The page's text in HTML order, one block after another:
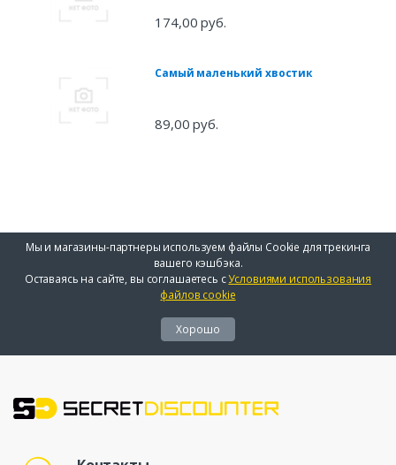
174,00 руб.
Самый маленький хвостик
89,00 руб.
Мы и магазины-партнеры используем файлы Cookie для трекинга
вашего кэшбэка.
Оставаясь на сайте, вы соглашаетесь сУсловиями использования
файлов cookie
Хорошо